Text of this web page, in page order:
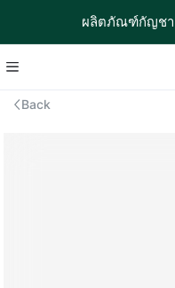
ผลิตภัณฑ์กัญชา
Back